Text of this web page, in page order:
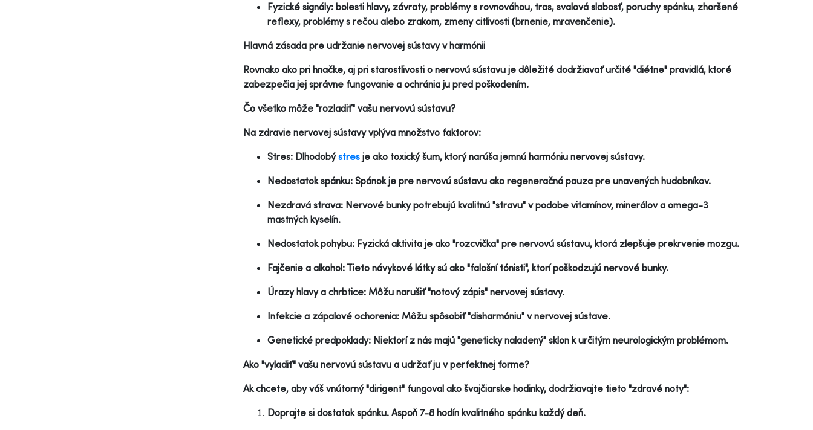
Fyzické signály: bolesti hlavy, závraty, problémy s rovnováhou, tras, svalová slabosť, poruchy spánku, zhoršené
reflexy, problémy s rečou alebo zrakom, zmeny citlivosti (brnenie, mravenčenie).
Hlavná zásada pre udržanie nervovej sústavy v harmónii
Rovnako ako pri hnačke, aj pri starostlivosti o nervovú sústavu je dôležité dodržiavať určité "diétne" pravidlá, ktoré
zabezpečia jej správne fungovanie a ochránia ju pred poškodením.
Čo všetko môže "rozladiť" vašu nervovú sústavu?
Na zdravie nervovej sústavy vplýva množstvo faktorov:
Stres: Dlhodobýstres je ako toxický šum, ktorý narúša jemnú harmóniu nervovej sústavy.
Nedostatok spánku: Spánok je pre nervovú sústavu ako regeneračná pauza pre unavených hudobníkov.
Nezdravá strava: Nervové bunky potrebujú kvalitnú "stravu" v podobe vitamínov, minerálov a omega-3
mastných kyselín.
Nedostatok pohybu: Fyzická aktivita je ako "rozcvička" pre nervovú sústavu, ktorá zlepšuje prekrvenie mozgu.
Fajčenie a alkohol: Tieto návykové látky sú ako "falošní tónisti", ktorí poškodzujú nervové bunky.
Úrazy hlavy a chrbtice: Môžu narušiť "notový zápis" nervovej sústavy.
Infekcie a zápalové ochorenia: Môžu spôsobiť "disharmóniu" v nervovej sústave.
Genetické predpoklady: Niektorí z nás majú "geneticky naladený" sklon k určitým neurologickým problémom.
Ako "vyladiť" vašu nervovú sústavu a udržať ju v perfektnej forme?
Ak chcete, aby váš vnútorný "dirigent" fungoval ako švajčiarske hodinky, dodržiavajte tieto "zdravé noty":
Doprajte si dostatok spánku. Aspoň 7-8 hodín kvalitného spánku každý deň.